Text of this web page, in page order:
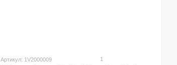
Артикул: 1V2000009 1